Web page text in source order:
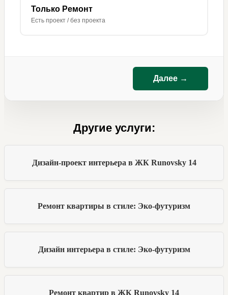
Только Ремонт
Есть проект / без проекта
Далее →
Другие услуги:
Дизайн-проект интерьера в ЖК Runovsky 14
Ремонт квартиры в стиле: Эко-футуризм
Дизайн интерьера в стиле: Эко-футуризм
Ремонт квартир в ЖК Runovsky 14